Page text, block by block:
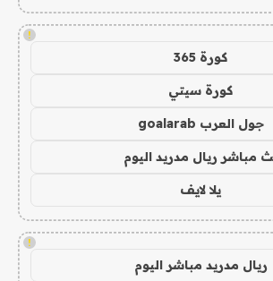
!
كورة 365
كورة سيتي
جول العرب goalarab
مباشر ريال مدريد اليوم
يلا لايف
!
ريال مدريد مباشر اليوم